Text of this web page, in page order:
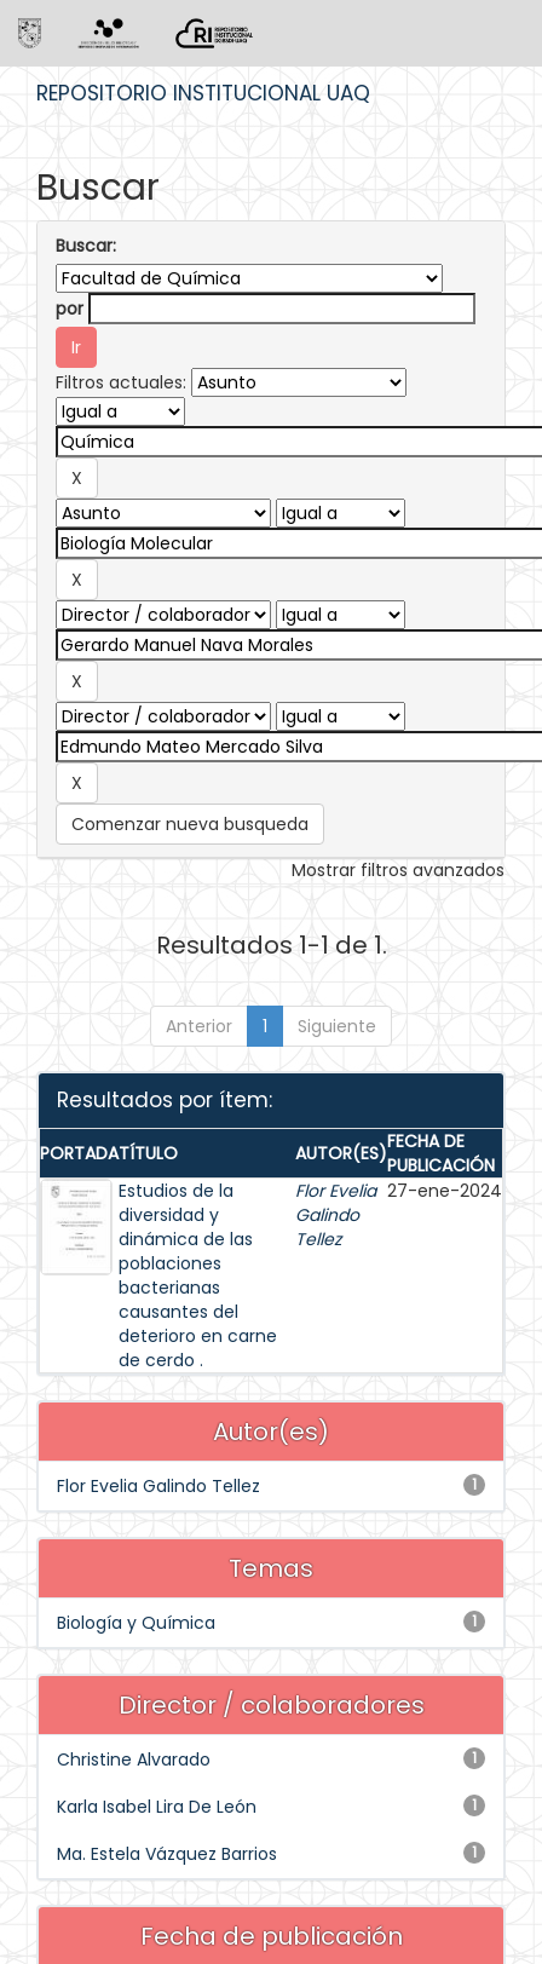
REPOSITORIO INSTITUCIONAL UAQ
Buscar
Buscar:
por
Filtros actuales:
Comenzar nueva busqueda
Mostrar filtros avanzados
Resultados 1-1 de 1.
Anterior 1 Siguiente
Resultados por ítem:
PORTADATÍTULO AUTOR(ES)FECHA DE
PUBLICACIÓN
Estudios de la
diversidad y
dinámica de las
poblaciones
bacterianas
causantes del
deterioro en carne
de cerdo .
Flor Evelia
Galindo
Tellez
27-ene-2024
Autor(es)
1
Flor Evelia Galindo Tellez
Temas
1
Biología y Química
Director / colaboradores
1
Christine Alvarado
1
Karla Isabel Lira De León
1
Ma. Estela Vázquez Barrios
Fecha de publicación